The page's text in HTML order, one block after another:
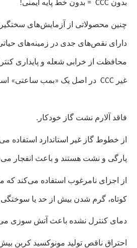
بدون CCC = بدون خط پایه ایمنی!
چنین محصولاتی از آزمایش‌های
دارای نقص‌های جدی در زمینه‌های
محافظت از خرابی شعله و پایداری
غیر CCC در اصل یک «بمب ساعتی»
فاقد آلارم نشت گاز خودکار.
از خطوط گاز غیر استاندارد استفاده
پارگی و نشت هستند و باعث انفجار
از اجزای نامرغوب استفاده می‌کند که
کوتاه، گرم شدن بیش از حد یا
دمای کنترل نشده باعث آتش سوزی
احتراق ناقص تولید مونوکسید کربن